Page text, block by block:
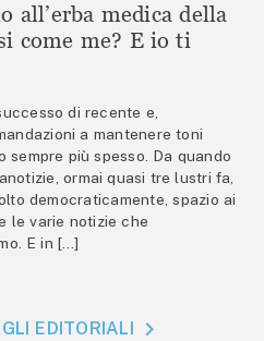
all’erba medica della
come me? E io ti
di recente e,
a mantenere toni
sempre più spesso. Da quando
ormai quasi tre lustri fa,
democraticamente, spazio ai
le varie notizie che
E in […]
EDITORIALI